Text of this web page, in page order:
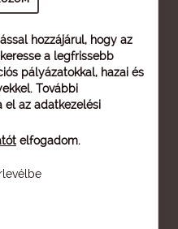
hozzájárul, hogy az
a legfrissebb
pályázatokkal, hazai és
További
el az adatkezelési
elfogadom.